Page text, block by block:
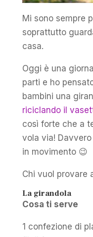
Mi sono sempre
soprattutto
casa.
Oggi è una
parti e ho
bambini una
riciclando il
così forte che a
vola via!
in movimento 😉
Chi vuol provare
La girandola
Cosa ti serve
1 confezione di